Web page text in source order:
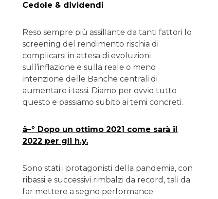
Cedole & dividendi
Reso sempre più assillante da tanti fattori lo
screening del rendimento rischia di
complicarsi in attesa di evoluzioni
sull’inflazione e sulla reale o meno
intenzione delle Banche centrali di
aumentare i tassi. Diamo per ovvio tutto
questo e passiamo subito ai temi concreti.
â–º Dopo un ottimo 2021 come sarà il
2022 per gli h.y.
Sono stati i protagonisti della pandemia, con
ribassi e successivi rimbalzi da record, tali da
far mettere a segno performance